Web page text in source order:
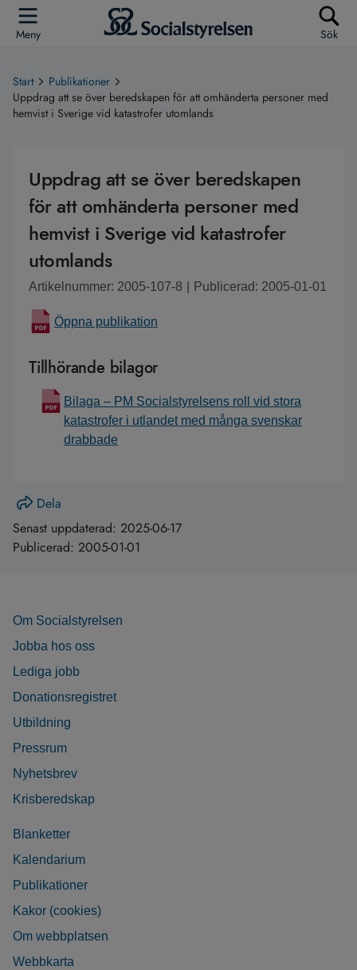
Meny Sök
Start
Publikationer
Uppdrag att se över beredskapen för att omhänderta personer med
hemvist i Sverige vid katastrofer utomlands
Uppdrag att se över beredskapen
för att omhänderta personer med
hemvist i Sverige vid katastrofer
utomlands
Artikelnummer: 2005-107-8 Publicerad: 2005-01-01
Öppna publikation
Tillhörande bilagor
Bilaga – PM Socialstyrelsens roll vid stora
katastrofer i utlandet med många svenskar
drabbade
Dela
Senast uppdaterad: 2025-06-17
Publicerad: 2005-01-01
Om Socialstyrelsen
Jobba hos oss
Lediga jobb
Donationsregistret
Utbildning
Pressrum
Nyhetsbrev
Krisberedskap
Blanketter
Kalendarium
Publikationer
Kakor (cookies)
Om webbplatsen
Webbkarta